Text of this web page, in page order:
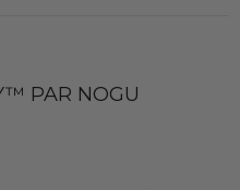
PAR NOGU